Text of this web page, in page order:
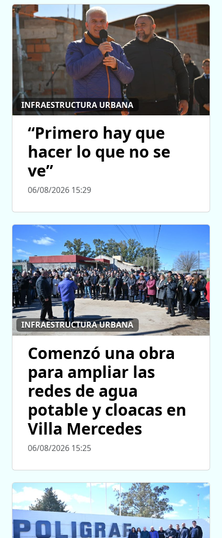
INFRAESTRUCTURA URBANA
“Primero hay que
hacer lo que no se
ve”
06/08/2026 15:29
INFRAESTRUCTURA URBANA
Comenzó una obra
para ampliar las
redes de agua
potable y cloacas en
Villa Mercedes
06/08/2026 15:25